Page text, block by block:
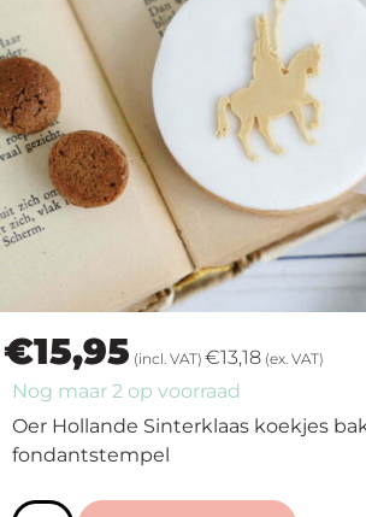
Producten
op
thema
Maatwerk
Cursussen
Outlet
€15,95 (incl. VAT) €13,18 (ex. VAT)
Nog maar 2 op voorraad
Oer Hollande Sinterklaas koekjes
fondantstempel